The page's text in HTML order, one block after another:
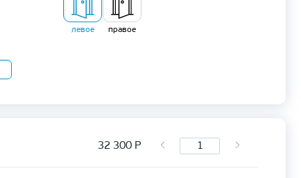
левое правое
32 300 Р